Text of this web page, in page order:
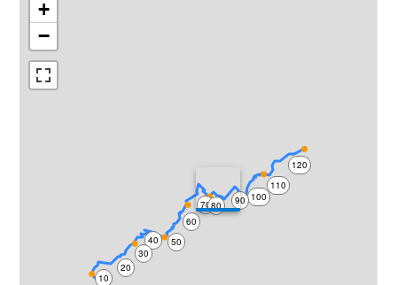
10
20
30
40 50
60
7080 90 100
110
120
+
−